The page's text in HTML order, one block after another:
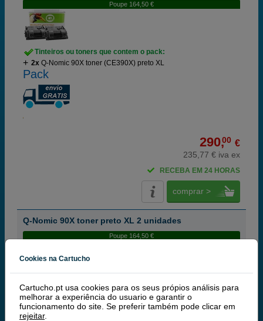
Poupe 164,50 €
Tinteiros ou toners que contem o pack:
2x Q-Nomic 90X toner (CE390X) preto XL
Pack
290,00 €
235,77 € iva ex
RECEBA EM 24 HORAS
comprar >
Q-Nomic 90X toner preto XL 2 unidades
Poupe 164,50 €
Tinteiros ou toners que contem o pack:
2xQ-Nomic 90X toner (CE390X) preto XL
Pack
Cookies na Cartucho
Cartucho.pt usa cookies para os seus própios análisis para
melhorar a experiência do usuario e garantir o
funcionamento do site. Se preferir também pode clicar em
rejeitar.